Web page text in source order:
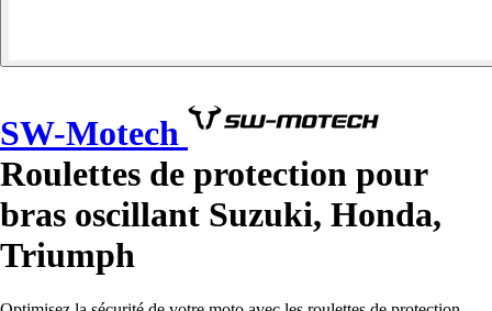
SW-Motech
Roulettes de protection pour
bras oscillant Suzuki, Honda,
Triumph